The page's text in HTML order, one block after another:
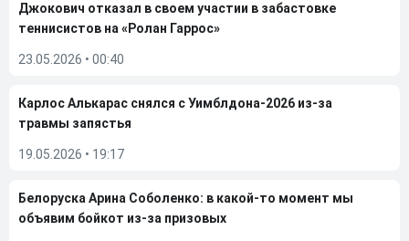
Джокович отказал в своем участии в забастовке
теннисистов на «Ролан Гаррос»
23.05.2026 • 00:40
Карлос Алькарас снялся с Уимблдона-2026 из-за
травмы запястья
19.05.2026 • 19:17
Белоруска Арина Соболенко: в какой-то момент мы
объявим бойкот из-за призовых